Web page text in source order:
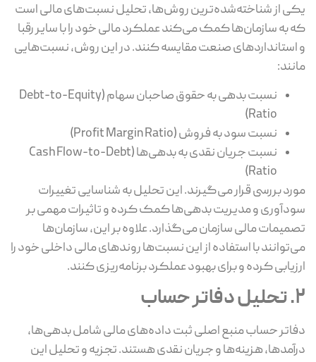
یکی از شناخته‌شده‌ترین روش‌ها، تحلیل نسبت‌های مالی است
که به سازمان‌ها کمک می‌کند عملکرد مالی خود را با سایر رقبا
و استانداردهای صنعت مقایسه کنند. در این روش، نسبت‌هایی
مانند:
نسبت بدهی به حقوق صاحبان سهام (Debt-to-Equity
Ratio)
نسبت سود به فروش (Profit Margin Ratio)
نسبت جریان نقدی به بدهی‌ها (Cash Flow-to-Debt
Ratio)
مورد بررسی قرار می‌گیرند. این تحلیل به شناسایی تغییرات
سودآوری و مدیریت بدهی‌ها کمک کرده و تاثیرات مهمی بر
تصمیمات مالی سازمان می‌گذارد. علاوه بر این، سازمان‌ها
می‌توانند با استفاده از این نسبت‌ها روندهای مالی داخلی خود را
ارزیابی کرده و برای بهبود عملکرد برنامه‌ریزی کنند.
2. تحلیل دفاتر حساب
دفاتر حساب منبع اصلی ثبت داده‌های مالی شامل بدهی‌ها،
درآمدها، هزینه‌ها و جریان نقدی هستند. تجزیه و تحلیل این